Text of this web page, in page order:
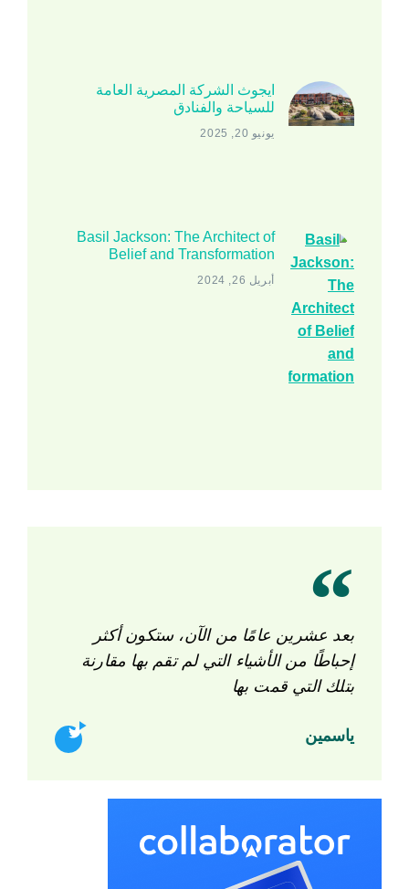
ايجوث الشركة المصرية العامة
للسياحة والفنادق
يونيو 20, 2025
Basil Jackson: The Architect of
Belief and Transformation
أبريل 26, 2024
بعد عشرين عامًا من الآن، ستكون أكثر
إحباطًا من الأشياء التي لم تقم بها مقارنة
بتلك التي قمت بها
ياسمين